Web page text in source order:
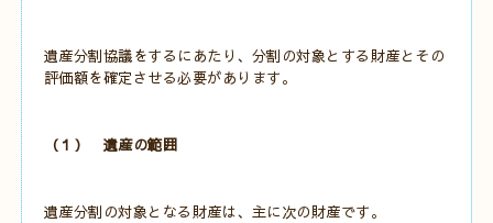
遺産分割協議をするにあたり、分割の対象とする財産とその
評価額を確定させる必要があります。
（１） 遺産の範囲
遺産分割の対象となる財産は、主に次の財産です。